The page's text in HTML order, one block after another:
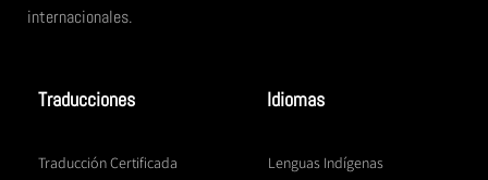
internacionales.
Traducciones
Traducción Certificada
Idiomas
Lenguas Indígenas